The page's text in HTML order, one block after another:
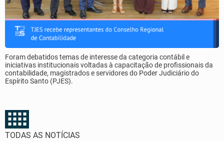
Foram debatidos temas de interesse da categoria contábil e
iniciativas institucionais voltadas à capacitação de profissionais da
contabilidade, magistrados e servidores do Poder Judiciário do
Espírito Santo (PJES).
TODAS AS NOTÍCIAS